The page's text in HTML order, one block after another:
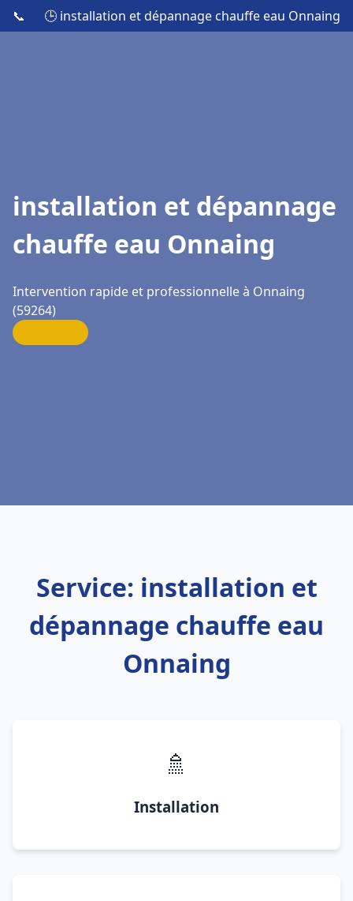
📞 🕒 installation et dépannage chauffe eau Onnaing
installation et dépannage
chauffe eau Onnaing
Intervention rapide et professionnelle à Onnaing
(59264)
Service: installation et
dépannage chauffe eau
Onnaing
🚿
Installation